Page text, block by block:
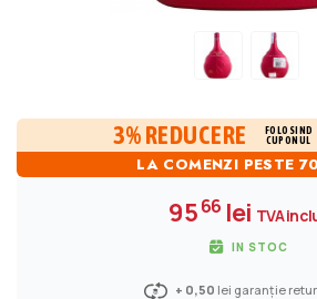
3% REDUCERE
FOLOSIND
CUPONUL
LA COMENZI PESTE
9566 lei TVA
IN STOC
+ 0,50 lei garanție